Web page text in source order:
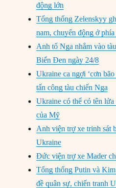
động lớn
Tổng thống Zelenskyy
nam, chuyển động ở
Anh tố Nga nhắm vào
Biển Đen ngày 24/8
Ukraine ca ngợi ‘cơn
tấn công tàu chiến Nga
Ukraine có thể có tên
của Mỹ
Anh viện trợ xe trinh sát
Ukraine
Đức viện trợ xe Mader
Tổng thống Putin và
đề quân sự, chiến tranh